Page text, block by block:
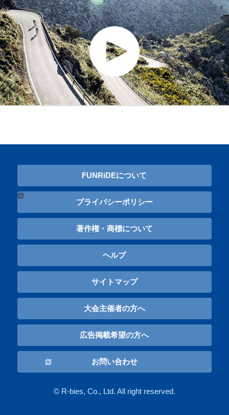
FUNRiDEについて
プライバシーポリシー
著作権・商標について
ヘルプ
サイトマップ
大会主催者の方へ
広告掲載希望の方へ
お問い合わせ
© R-bies, Co., Ltd. All right reserved.